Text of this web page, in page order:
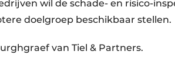
wil de schade- en risico-
doelgroep beschikbaar stellen.
van Tiel & Partners.